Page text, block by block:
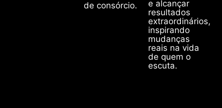
de consórcio.
e alcançar
resultados
extraordinários,
inspirando
mudanças
reais na vida
de quem o
escuta.